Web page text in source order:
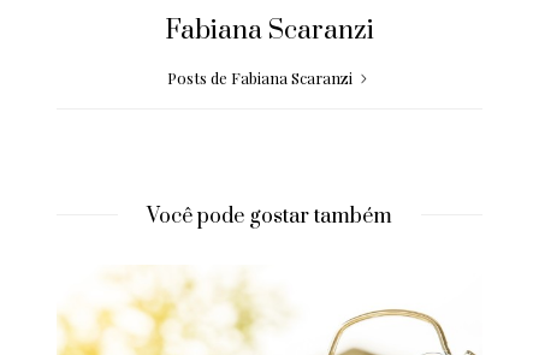
Fabiana Scaranzi
Posts de Fabiana Scaranzi
Você pode gostar também